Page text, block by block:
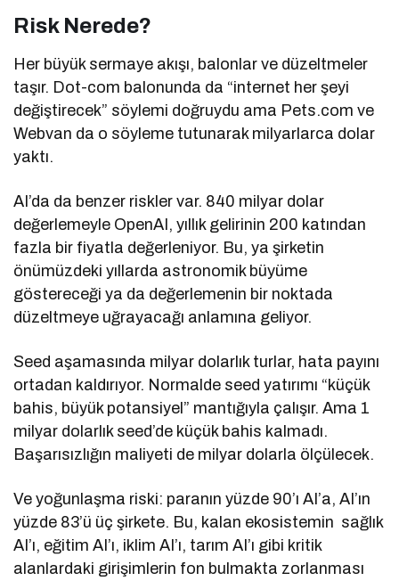
Risk Nerede?
Her büyük sermaye akışı, balonlar ve düzeltmeler
taşır. Dot-com balonunda da “internet her şeyi
değiştirecek” söylemi doğruydu ama Pets.com ve
Webvan da o söyleme tutunarak milyarlarca dolar
yaktı.
AI’da da benzer riskler var. 840 milyar dolar
değerlemeyle OpenAI, yıllık gelirinin 200 katından
fazla bir fiyatla değerleniyor. Bu, ya şirketin
önümüzdeki yıllarda astronomik büyüme
göstereceği ya da değerlemenin bir noktada
düzeltmeye uğrayacağı anlamına geliyor.
Seed aşamasında milyar dolarlık turlar, hata payını
ortadan kaldırıyor. Normalde seed yatırımı “küçük
bahis, büyük potansiyel” mantığıyla çalışır. Ama 1
milyar dolarlık seed’de küçük bahis kalmadı.
Başarısızlığın maliyeti de milyar dolarla ölçülecek.
Ve yoğunlaşma riski: paranın yüzde 90’ı AI’a, AI’ın
yüzde 83’ü üç şirkete. Bu, kalan ekosistemin sağlık
AI’ı, eğitim AI’ı, iklim AI’ı, tarım AI’ı gibi kritik
alanlardaki girişimlerin fon bulmakta zorlanması